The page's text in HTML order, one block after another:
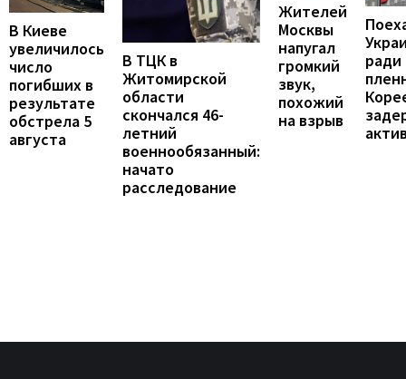
В Киеве
увеличилось
число
погибших в
результате
обстрела 5
августа
В ТЦК в
Житомирской
области
скончался 46-
летний
военнообязанный:
начато
расследование
Жителей
Москвы
напугал
громкий
звук,
похожий
на взрыв
ради